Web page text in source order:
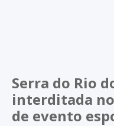
Serra do Rio
interditada
de evento